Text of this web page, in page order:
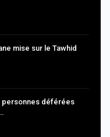
mise sur le Tawhid
personnes déférées